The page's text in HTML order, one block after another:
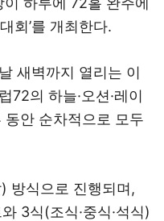
회’를 개최한다.
새벽까지 열리는 이
의 하늘·오션·레이
동안 순차적으로 모두
방식으로 진행되며,
3식(조식·중식·석식)